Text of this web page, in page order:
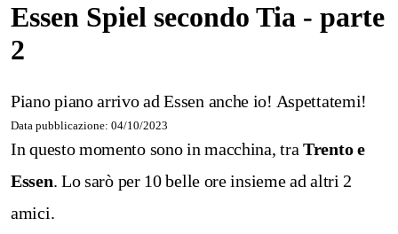
Essen Spiel secondo Tia - parte
2
Piano piano arrivo ad Essen anche io! Aspettatemi!
Data pubblicazione: 04/10/2023
In questo momento sono in macchina, traTrento e
Essen. Lo sarò per 10 belle ore insieme ad altri 2
amici.